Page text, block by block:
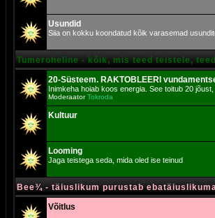
Usundid
Siia on kokku koondatud kõik varasemad
Tumeroheline - kõik, mis teed teistele,
20-Süsteem. RAKTOBLEERI
Inimkeha hoiab koos energia. See toitub 20
ModeraatorTokroda
Kultuur
Looming
Jaga teistega seda, mida oled ise teinud
Bee¾ - täiuslikum purustab
Võitlus